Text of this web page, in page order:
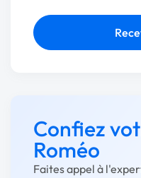
Confiez
Roméo
Faites appel à